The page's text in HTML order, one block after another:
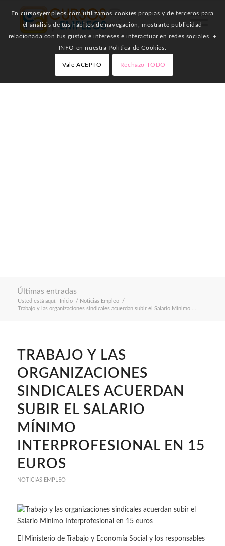
Últimas entradas
Usted está aquí: Inicio / Noticias Empleo
/
Trabajo y las organizaciones sindicales acuerdan subir el Salario Mínimo ...
TRABAJO Y LAS
ORGANIZACIONES
SINDICALES ACUERDAN
SUBIR EL SALARIO
MÍNIMO
INTERPROFESIONAL EN 15
EUROS
NOTICIAS EMPLEO
El Ministerio de Trabajo y Economía Social y los responsables
En cursosyempleos.com utilizamos cookies propias y de terceros para
el análisis de tus hábitos de navegación, mostrarte publicidad
relacionada con tus gustos e intereses e interactuar en redes sociales. +
INFO en nuestra Política de Cookies.
Vale ACEPTO Rechazo TODO